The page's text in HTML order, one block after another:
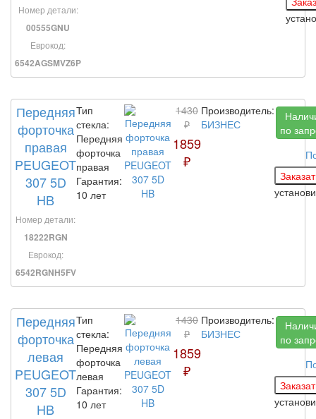
Номер детали:
00555GNU
Еврокод:
6542AGSMVZ6P
Передняя
форточка
правая
PEUGEOT
307 5D
HB
Номер детали:
18222RGN
Еврокод:
6542RGNH5FV
Тип
стекла:
Передняя
форточка
правая
Гарантия:
10 лет
1430
₽
1859
₽
Производитель:
БИЗНЕС
по
Передняя
форточка
левая
PEUGEOT
307 5D
HB
Тип
стекла:
Передняя
форточка
левая
Гарантия:
10 лет
1430
₽
1859
₽
Производитель:
БИЗНЕС
по